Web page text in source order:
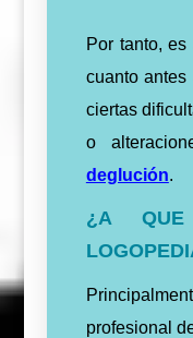
Por tanto,
cuanto
ciertas
o
deglución.
¿A
profesional